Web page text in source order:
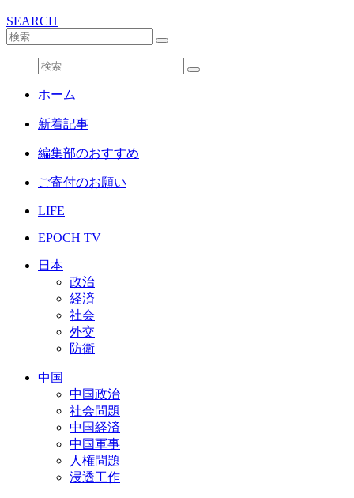
SEARCH
ホーム
新着記事
編集部のおすすめ
ご寄付のお願い
LIFE
EPOCH TV
日本
政治
経済
社会
外交
防衛
中国
中国政治
社会問題
中国経済
中国軍事
人権問題
浸透工作